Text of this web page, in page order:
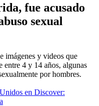
fue acusado
sexual
imágenes y videos que
entre 4 y 14 años, algunas
por hombres.
en Discover: